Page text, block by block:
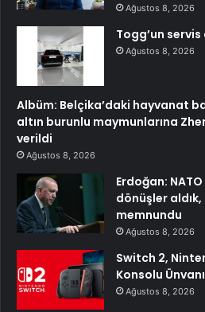
Ağustos 8, 2026
Togg’un servis
Ağustos 8, 2026
Albüm: Belçika’daki hayvanat
altın burunlu maymunlarına
verildi
Ağustos 8, 2026
Erdoğan:
dönüşler
memnundu
Ağustos 8, 2026
Switch 2,
Konsolu
Ağustos 8, 2026